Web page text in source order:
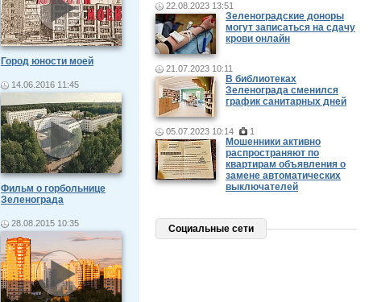
Город юности моей
14.06.2016 11:45
Фильм о горбольнице
Зеленограда
28.08.2015 10:35
22.08.2023 13:51
Зеленоградские доноры
могут записаться на сдачу
крови онлайн
21.07.2023 10:11
В библиотеках
Зеленограда сменился
график санитарных дней
05.07.2023 10:14 1
Мошенники активно
распространяют по
квартирам объявления о
замене автоматических
выключателей
Социальные сети